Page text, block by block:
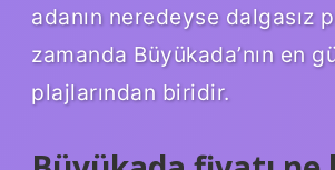
adanın neredeyse dalgasız
zamanda Büyükada’nın en
plajlarından biridir.